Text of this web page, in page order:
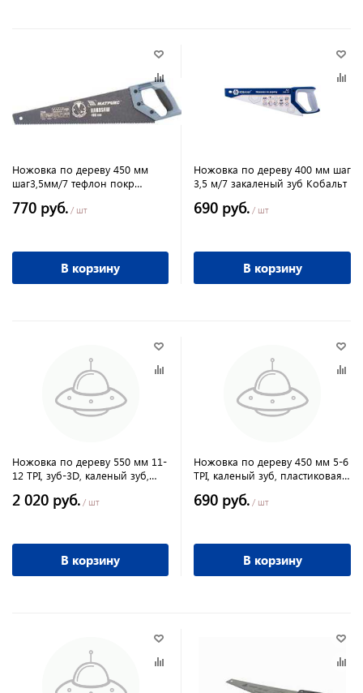
Ножовка по дереву 450 мм
шаг3,5мм/7 тефлон покр
770 руб. / шт
В корзину
Ножовка по дереву 400 мм шаг
3,5 м/7 закаленый зуб Кобальт
690 руб. / шт
В корзину
Ножовка по дереву 550 мм 11-
12 TPI, зуб-3D, каленый зуб,
"PIRANHA"//GROSS
2 020 руб. / шт
В корзину
Ножовка по дереву 450 мм 5-6
TPI, каленый зуб, пластиковая
690 руб. / шт
В корзину